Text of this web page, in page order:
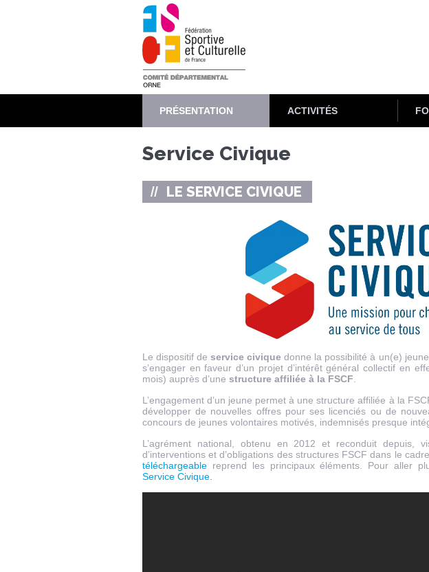
PRÉSENTATION ACTIVITÉS
Service Civique
LE SERVICE CIVIQUE
Le dispositif deservice civique donne la possibilité à un(e)
s’engager en faveur d’un projet d’intérêt général collectif en
mois) auprès d’une structure affiliée à la FSCF
L’engagement d’un jeune permet à une structure affiliée à la
développer de nouvelles offres pour ses licenciés ou de
concours de jeunes volontaires motivés, indemnisés presque
L’agrément national, obtenu en 2012 et reconduit depuis,
d’interventions et d’obligations des structures FSCF dans le
téléchargeable reprend les principaux éléments. Pour aller
Service Civique.